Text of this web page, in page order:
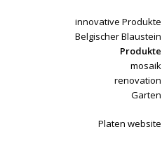
innovative Produkte
Belgischer Blaustein
Produkte
mosaik
renovation
Garten
Platen website